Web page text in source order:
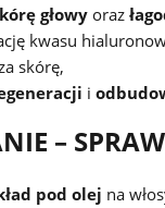
głowyoraz
kwasu
skórę,
i
–
pod olej na